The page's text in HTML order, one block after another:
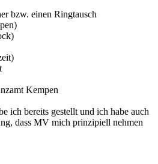
bzw. einen Ringtausch
Kempen
ich bereits gestellt und ich habe auch
dass MV mich prinzipiell nehmen